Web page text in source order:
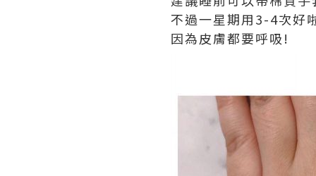
不過一星期用3-4次好
因為皮膚都要呼吸!